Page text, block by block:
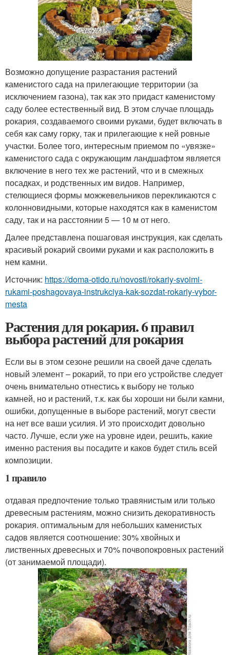
Возможно допущение разрастания растений
каменистого сада на прилегающие территории (за
исключением газона), так как это придаст каменистому
саду более естественный вид. В этом случае площадь
рокария, создаваемого своими руками, будет включать в
себя как саму горку, так и прилегающие к ней ровные
участки. Более того, интересным приемом по «увязке»
каменистого сада с окружающим ландшафтом является
включение в него тех же растений, что и в смежных
посадках, и родственных им видов. Например,
стелющиеся формы можжевельников перекликаются с
колонновидными, которые находятся как в каменистом
саду, так и на расстоянии 5 — 10 м от него.
Далее представлена пошаговая инструкция, как сделать
красивый рокарий своими руками и как расположить в
нем камни.
Источник: https://doma-otido.ru/novosti/rokariy-svoimi-
rukami-poshagovaya-instrukciya-kak-sozdat-rokariy-vybor-
mesta
Растения для рокария. 6 правил
выбора растений для рокария
Если вы в этом сезоне решили на своей даче сделать
новый элемент – рокарий, то при его устройстве следует
очень внимательно отнестись к выбору не только
камней, но и растений, т.к. как бы хороши ни были камни,
ошибки, допущенные в выборе растений, могут свести
на нет все ваши усилия. И это происходит довольно
часто. Лучше, если уже на уровне идеи, решить, какие
именно растения вы посадите и каков будет стиль всей
композиции.
1 правило
отдавая предпочтение только травянистым или только
древесным растениям, можно снизить декоративность
рокария. оптимальным для небольших каменистых
садов является соотношение: 30% хвойных и
лиственных древесных и 70% почвопокровных растений
(от занимаемой площади).